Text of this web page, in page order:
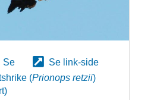
Se
Se link-side
(Prionops retzii)
)